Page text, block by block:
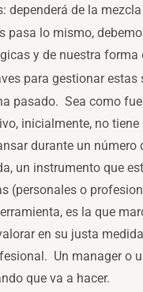
dependerá de la
pasa lo mismo,
y de nuestra forma
para gestionar estas
pasado. Sea como
inicialmente, no
durante un
un instrumento que
(personales o
es la que
en su justa
Un manager o
que va a hacer.